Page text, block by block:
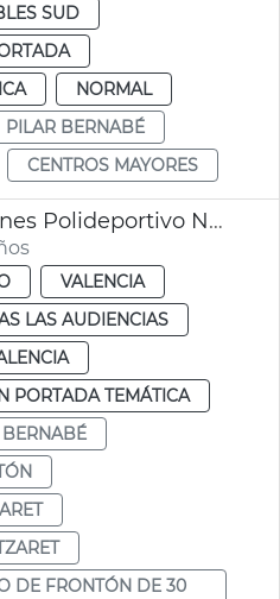
SUD
NORMAL
PILAR BERNABÉ
CENTROS MAYORES
Renovación frontones Polideportivo Natzaret
VALENCIA
LAS AUDIENCIAS
PORTADA TEMÁTICA
DE FRONTÓN DE 30